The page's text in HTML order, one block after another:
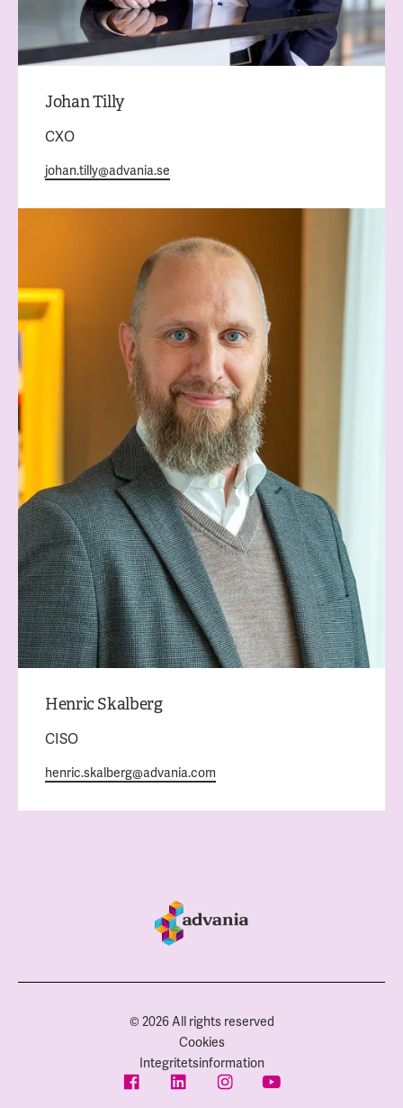
Johan Tilly
CXO
johan.tilly@advania.se
Henric Skalberg
CISO
henric.skalberg@advania.com
© 2026 All rights reserved
Cookies
Integritetsinformation